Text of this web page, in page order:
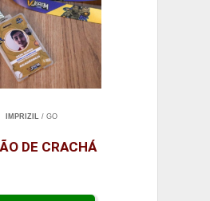
IMPRIZIL/ GO
DE CRACHÁ